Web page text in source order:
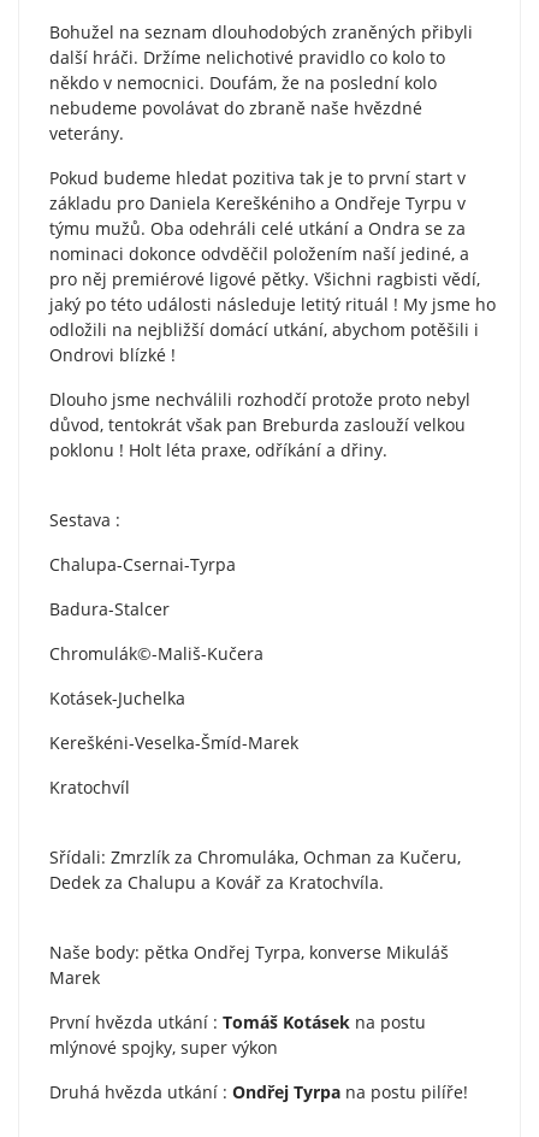
Bohužel na seznam dlouhodobých zraněných přibyli
další hráči. Držíme nelichotivé pravidlo co kolo to
někdo v nemocnici. Doufám, že na poslední kolo
nebudeme povolávat do zbraně naše hvězdné
veterány.
Pokud budeme hledat pozitiva tak je to první start v
základu pro Daniela Kereškéniho a Ondřeje Tyrpu v
týmu mužů. Oba odehráli celé utkání a Ondra se za
nominaci dokonce odvděčil položením naší jediné, a
pro něj premiérové ligové pětky. Všichni ragbisti vědí,
jaký po této události následuje letitý rituál ! My jsme ho
odložili na nejbližší domácí utkání, abychom potěšili i
Ondrovi blízké !
Dlouho jsme nechválili rozhodčí protože proto nebyl
důvod, tentokrát však pan Breburda zaslouží velkou
poklonu ! Holt léta praxe, odříkání a dřiny.
Sestava :
Chalupa-Csernai-Tyrpa
Badura-Stalcer
Chromulák©-Mališ-Kučera
Kotásek-Juchelka
Kereškéni-Veselka-Šmíd-Marek
Kratochvíl
Sřídali: Zmrzlík za Chromuláka, Ochman za Kučeru,
Dedek za Chalupu a Kovář za Kratochvíla.
Naše body: pětka Ondřej Tyrpa, konverse Mikuláš
Marek
První hvězda utkání : Tomáš Kotásek na postu
mlýnové spojky, super výkon
Druhá hvězda utkání : Ondřej Tyrpa na postu pilíře!